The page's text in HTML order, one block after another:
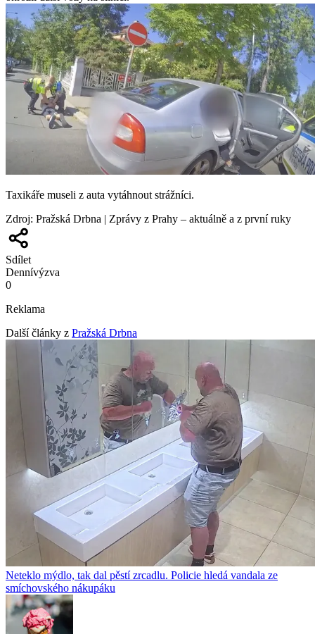
Taxikáře museli z auta vytáhnout strážníci.
Zdroj: Pražská Drbna | Zprávy z Prahy – aktuálně a z první ruky
Sdílet
Dennívýzva
0
Reklama
Další články z Pražská Drbna
Neteklo mýdlo, tak dal pěstí zrcadlu. Policie hledá vandala ze
smíchovského nákupáku